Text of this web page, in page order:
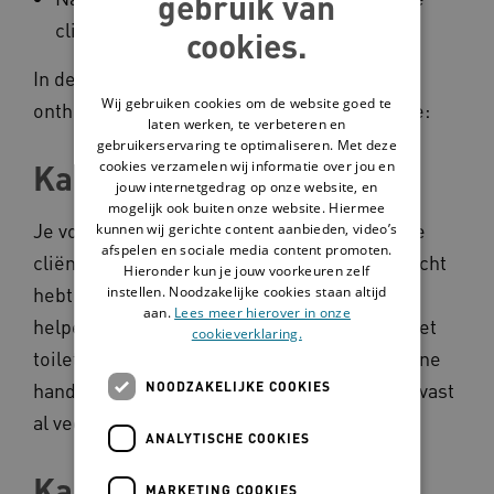
cliënt.
In de praktijk zijn deze momenten lastig te
onthouden. Daarom is er een ezelsbruggetje:
Kamer in
Je voert handhygiëne uit óp de kamer van de
cliënt wanneer je de kamerdeur achter je dicht
hebt gedaan en voor je de cliënt fysiek gaat
helpen. Bijvoorbeeld met douchen of naar het
toilet gaan. Vaak denk je dat je dan nog schone
handen hebt. Als je even terugdenkt, heb je vast
al veel aangeraakt.
cookies.
Wij gebruiken cookies om de website goed te
laten werken, te verbeteren en
gebruikerservaring te optimaliseren. Met deze
cookies verzamelen wij informatie over jou en
jouw internetgedrag op onze website, en
mogelijk ook buiten onze website. Hiermee
kunnen wij gerichte content aanbieden, video’s
afspelen en sociale media content promoten.
Hieronder kun je jouw voorkeuren zelf
instellen. Noodzakelijke cookies staan altijd
aan. Lees meer hierover in onze
cookieverklaring.
NOODZAKELIJKE COOKIES
ANALYTISCHE COOKIES
MARKETING COOKIES